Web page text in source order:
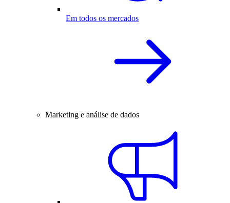
Em todos os mercados
Marketing e análise de dados